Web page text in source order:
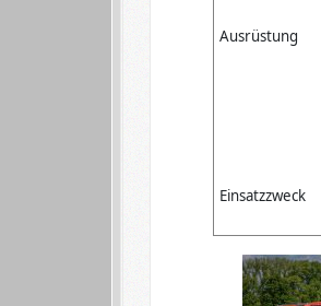
Ausrüstung
Einsatzzweck